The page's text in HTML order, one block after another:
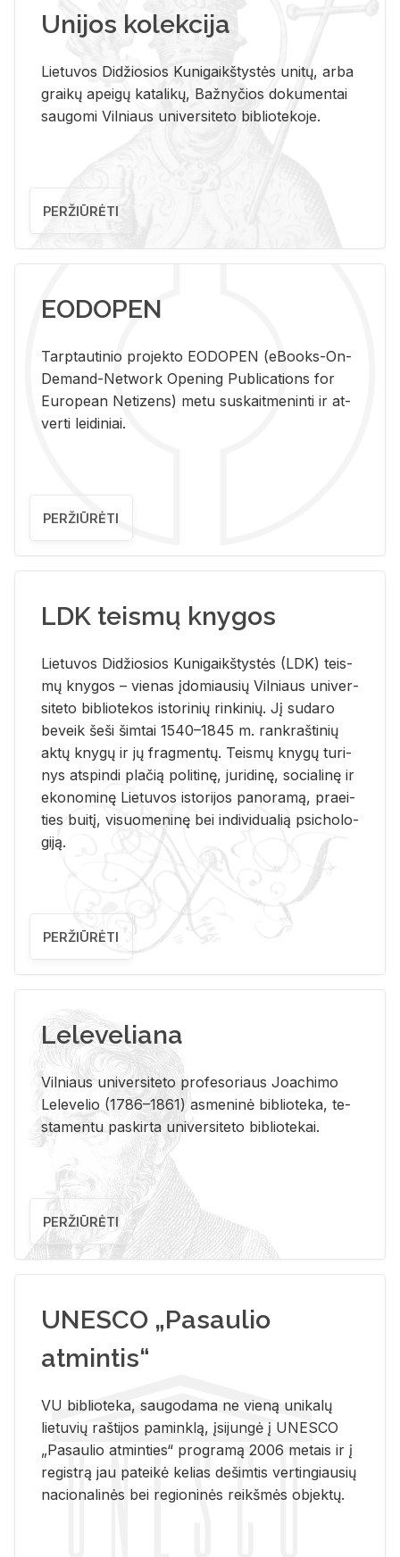
Unijos kolekcija
Lietuvos Didžiosios Kunigaikštystės unitų, arba
graikų apeigų katalikų, Bažnyčios dokumentai
saugomi Vilniaus universiteto bibliotekoje.
PERŽIŪRĖTI
EODOPEN
Tarp­tau­ti­nio pro­jek­to EO­DO­PEN (eBo­oks-On-
De­mand-Ne­twork Ope­ning Pub­li­ca­tions for
Eu­ro­pe­an Ne­ti­zens) metu su­skait­me­nin­ti ir at­
ver­ti lei­di­niai.
PERŽIŪRĖTI
LDK teismų knygos
Lie­tu­vos Di­džio­sios Ku­ni­gaikš­tys­tės (LDK) teis­
mų kny­gos – vie­nas įdo­miau­sių Vil­niaus uni­ver­
si­te­to bi­b­lio­te­kos is­to­ri­nių rin­ki­nių. Jį su­da­ro
be­veik šeši šim­tai 1540–1845 m. rank­raš­ti­nių
aktų kny­gų ir jų frag­men­tų. Teis­mų kny­gų tu­ri­
nys at­spin­di pla­čią po­li­ti­nę, ju­ri­di­nę, so­cia­li­nę ir
eko­no­mi­nę Lie­tu­vos is­to­ri­jos pa­no­ra­mą, pra­ei­
ties bui­tį, vi­suo­me­ni­nę bei in­di­vi­dua­lią psi­cho­lo­
gi­ją.
PERŽIŪRĖTI
Leleveliana
Vil­niaus uni­ver­si­te­to pro­fe­so­riaus Jo­a­chi­mo
Le­le­ve­lio (1786–1861) as­me­ni­nė bi­b­lio­te­ka, te­
sta­men­tu pa­skir­ta uni­ver­si­te­to bi­b­lio­te­kai.
PERŽIŪRĖTI
UNESCO „Pasaulio
atmintis“
VU biblioteka, saugodama ne vieną unikalų
lietuvių raštijos paminklą, įsijungė į UNESCO
„Pasaulio atminties“ programą 2006 metais ir į
registrą jau pateikė kelias dešimtis vertingiausių
nacionalinės bei regioninės reikšmės objektų.